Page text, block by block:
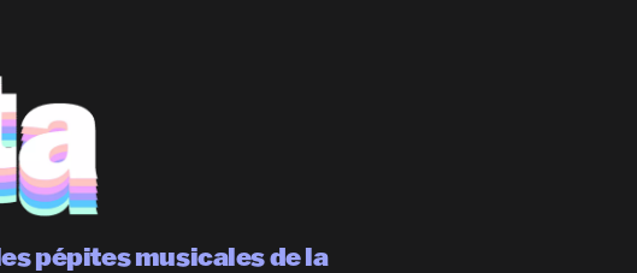
pépites musicales de la